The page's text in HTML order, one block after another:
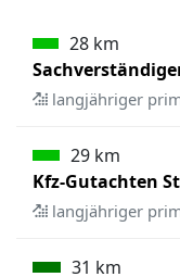
28 km
langjähriger
29 km
Kfz-Gutachten
langjähriger
31 km